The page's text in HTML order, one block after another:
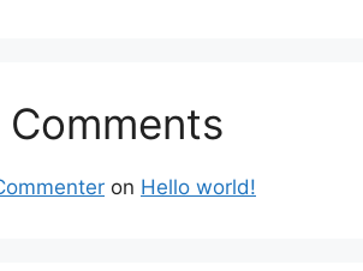
Comments
on Hello world!